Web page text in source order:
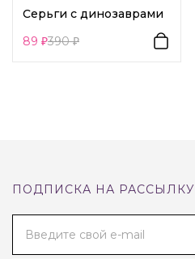
Серьги с динозаврами
89
390
ПОДПИСКА НА РАССЫЛКУ
Введите свой e-mail